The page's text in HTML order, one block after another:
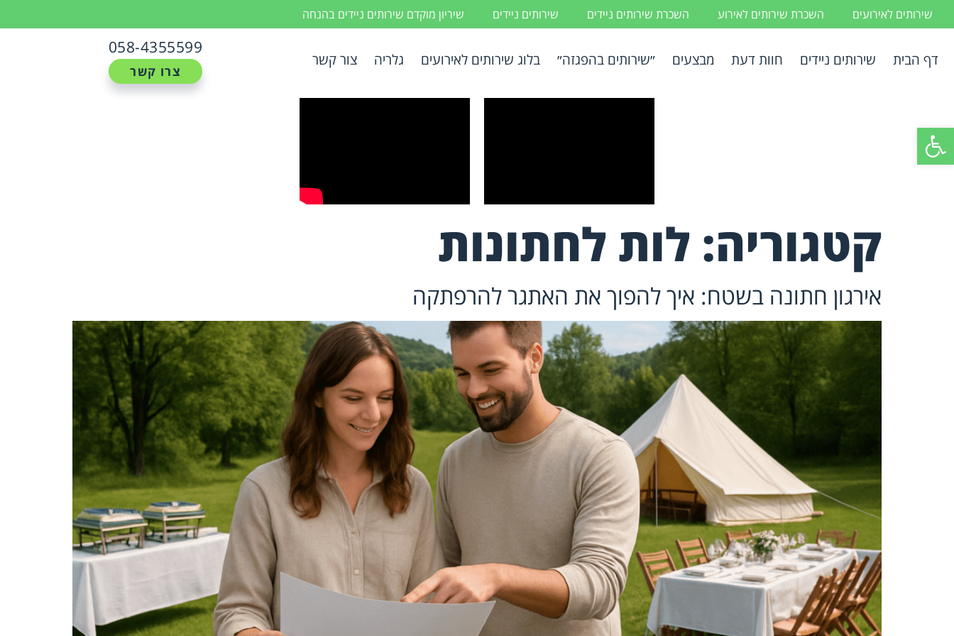
פתח סרגל נגישות
שירותים לאירועים השכרת שירותים לאירוע השכרת שירותים ניידים שירותים ניידים שיריון מוקדם שירותים ניידים בהנחה
דף הבית שירותים ניידים חוות דעת מבצעים ״שירותים בהפגזה״ בלוג שירותים לאירועים גלריה צור קשר
058-4355599
צרו קשר
קטגוריה: לות לחתונות
אירגון חתונה בשטח: איך להפוך את האתגר להרפתקה